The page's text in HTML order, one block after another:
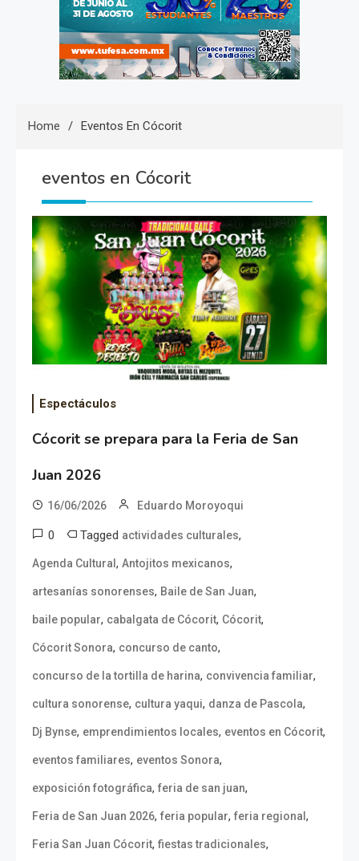
Home Eventos En Cócorit
eventos en Cócorit
Espectáculos
Cócorit se prepara para la Feria de San
Juan 2026
16/06/2026 Eduardo Moroyoqui
0 Tagged actividades culturales,
Agenda Cultural , Antojitos mexicanos,
artesanías sonorenses, Baile de San Juan,
baile popular, cabalgata de Cócorit, Cócorit,
Cócorit Sonora, concurso de canto,
concurso de la tortilla de harina, convivencia familiar,
cultura sonorense, cultura yaqui, danza de Pascola,
Dj Bynse, emprendimientos locales, eventos en Cócorit,
eventos familiares, eventos Sonora,
exposición fotográfica, feria de san juan,
Feria de San Juan 2026, feria popular, feria regional ,
Feria San Juan Cócorit, fiestas tradicionales,